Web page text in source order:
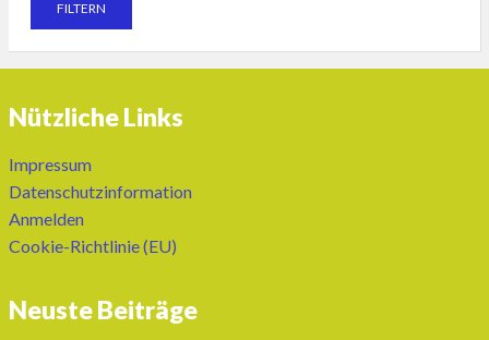
Nützliche Links
Impressum
Datenschutzinformation
Anmelden
Cookie-Richtlinie (EU)
Neuste Beiträge